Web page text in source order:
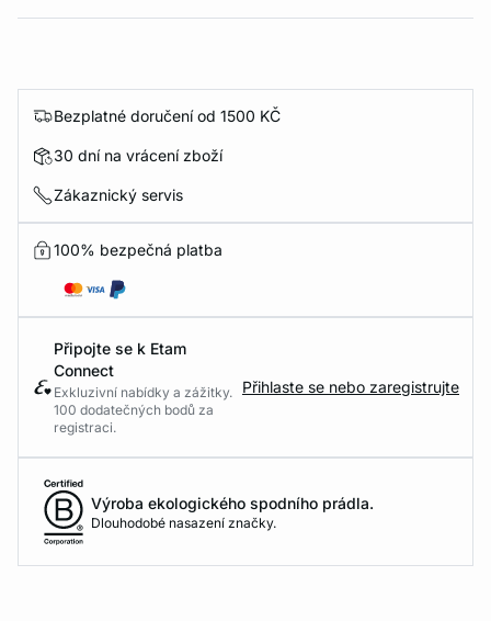
Bezplatné doručení od 1500 KČ
30 dní na vrácení zboží
Zákaznický servis
100% bezpečná platba
Připojte se k Etam
Connect
Exkluzivní nabídky a zážitky.
100 dodatečných bodů za
registraci.
Přihlaste se nebo zaregistrujte
Výroba ekologického spodního prádla.
Dlouhodobé nasazení značky.